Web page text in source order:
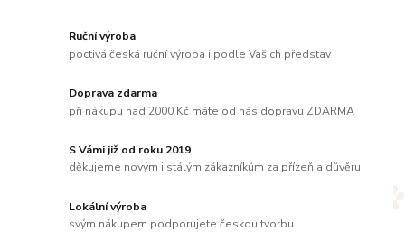
Ruční výroba
poctivá česká ruční výroba i podle Vašich představ
Doprava zdarma
při nákupu nad 2000 Kč máte od nás dopravu ZDARMA
S Vámi již od roku 2019
děkujeme novým i stálým zákazníkům za přízeň a důvěru
Lokální výroba
svým nákupem podporujete českou tvorbu